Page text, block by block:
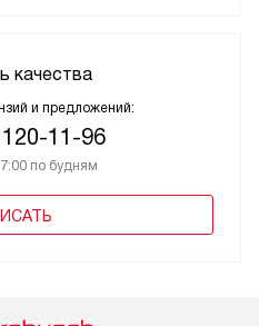
качества
и предложений:
11-96
по будням